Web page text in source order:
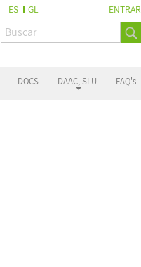
ES GL ENTRAR
DOCS DAAC, SLU FAQ's